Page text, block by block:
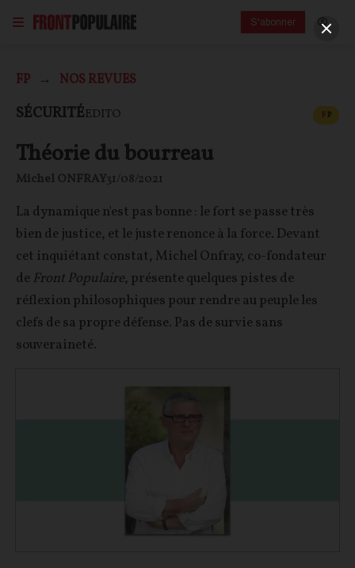
S'abonner
FP NOS REVUES
SÉCURITÉEDITO FP
Théorie du bourreau
Michel ONFRAY31/08/2021
La dynamique n'est pas bonne : le fort se passe très
bien de justice, et le juste renonce à la force. Devant
cet inquiétant constat, Michel Onfray, co-fondateur
de Front Populaire, présente quelques pistes de
réflexion philosophiques pour rendre au peuple les
clefs de sa propre défense. Pas de survie sans
souveraineté.